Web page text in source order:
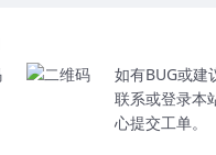
如有BUG或建
联系或登录本
心提交工单。